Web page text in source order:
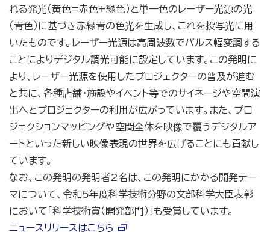
れる発光（黄色=赤色+緑色）と単一色のレーザー光源の光
（青色）に基づき赤緑青の色光を生成し、これを投写光に用
いたものです。レーザー光源は高周波数でパルス幅変調する
ことによりデジタル調光可能に設定しています。この発明に
より、レーザー光源を使用したプロジェクターの普及が進む
と共に、各種店舗・施設やイベント等でのサイネージや空間演
出へとプロジェクターの利用が広がっています。また、プロ
ジェクションマッピングや空間全体を映像で覆うデジタルア
ートといった新しい映像表現の世界を広げることにも貢献し
ています。
なお、この発明の発明者2名は、この発明にかかる開発テー
マについて、令和5年度科学技術分野の文部科学大臣表彰
において「科学技術賞（開発部門）」も受賞しています。
ニュースリリースはこちら